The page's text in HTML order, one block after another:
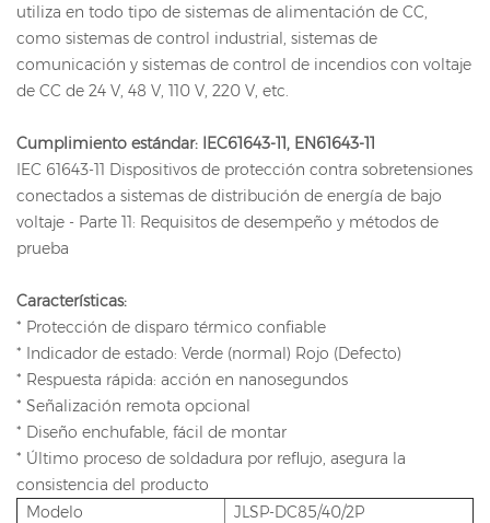
utiliza en todo tipo de sistemas de alimentación de CC,
como sistemas de control industrial, sistemas de
comunicación y sistemas de control de incendios con voltaje
de CC de 24 V, 48 V, 110 V, 220 V, etc.
Cumplimiento estándar: IEC61643-11, EN61643-11
IEC 61643-11 Dispositivos de protección contra sobretensiones
conectados a sistemas de distribución de energía de bajo
voltaje - Parte 11: Requisitos de desempeño y métodos de
prueba
Características:
* Protección de disparo térmico confiable
* Indicador de estado: Verde (normal) Rojo (Defecto)
* Respuesta rápida: acción en nanosegundos
* Señalización remota opcional
* Diseño enchufable, fácil de montar
* Último proceso de soldadura por reflujo, asegura la
consistencia del producto
Modelo
JLSP-DC85/40/2P